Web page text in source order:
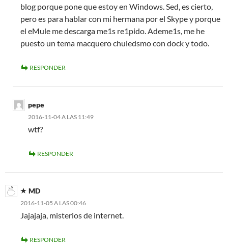
blog porque pone que estoy en Windows. Sed, es cierto,
pero es para hablar con mi hermana por el Skype y porque
el eMule me descarga me1s re1pido. Ademe1s, me he
puesto un tema macquero chuledsmo con dock y todo.
RESPONDER
pepe
2016-11-04 A LAS 11:49
wtf?
RESPONDER
MD
2016-11-05 A LAS 00:46
Jajajaja, misterios de internet.
RESPONDER